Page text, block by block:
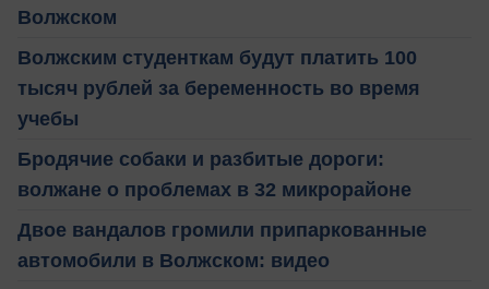
Волжском
Волжским студенткам будут платить 100
тысяч рублей за беременность во время
учебы
Бродячие собаки и разбитые дороги:
волжане о проблемах в 32 микрорайоне
Двое вандалов громили припаркованные
автомобили в Волжском: видео